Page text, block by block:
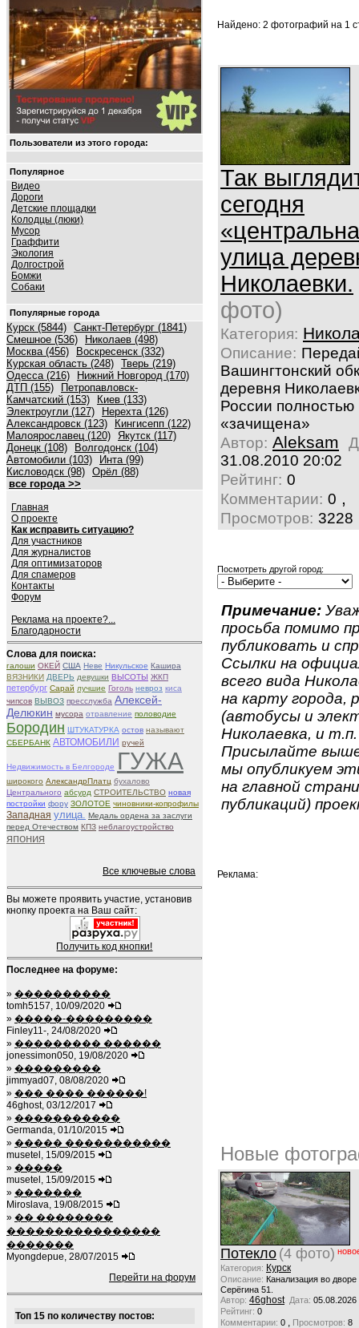
Пользователи из этого города:
Популярное
Видео
Дороги
Детские площадки
Колодцы (люки)
Мусор
Граффити
Экология
Долгострой
Бомжи
Собаки
Популярные города
Курск (5844) Санкт-Петербург (1841)
Смешное (536)
Николаев (498)
Москва (456)
Воскресенск (332)
Курская область (248) Тверь (219)
Одесса (216)
Нижний Новгород (170)
ДТП (155)
Петропавловск-
Камчатский (153)
Киев (133)
Электроугли (127)
Нерехта (126)
Александровск (123)
Кингисепп (122)
Малоярославец (120) Якутск (117)
Донецк (108)
Волгодонск (104)
Автомобили (103)
Инта (99)
Кисловодск (98) Орёл (88)
все города >>
Главная
О проекте
Как исправить ситуацию?
Для участников
Для журналистов
Для оптимизаторов
Для спамеров
Контакты
Форум
Реклама на проекте?...
Благодарности
Слова для поиска:
галоши ОКЕЙ США Неве Никульское Кашира
ВЯЗНИКИ ДВЕРЬ девушки ВЫСОТЫ ЖКП
петербург Сарай лучшие Гоголь невроз киса
чипсов ВЫВОЗ пресслужба Алексей-
Делюкин мусора отравление половодие
Бородин ШТУКАТУРКА остов называют
СБЕРБАНК АВТОМОБИЛИ ручей
Недвижимость в Белгороде ГУЖА
широкого АлександрПлатц бухалово
Центрального абсурд СТРОИТЕЛЬСТВО новая
постройки фору ЗОЛОТОЕ чиновники-копрофилы
Западная улица. Медаль ордена за заслуги
перед Отечеством КПЗ неблагоустройство
япония
Все ключевые слова
Вы можете проявить участие, установив
кнопку проекта на Ваш сайт:
Получить код кнопки!
Последнее на форуме:
» ����������
tomh5157, 10/09/2020
» �����-���������
Finley11-, 24/08/2020
» ��������� ������
jonessimon050, 19/08/2020
» ���������
jimmyad07, 08/08/2020
» ��� ���� ������!
46ghost, 03/12/2017
» �����������
Germanda, 01/10/2015
» ����� �����������
musetel, 15/09/2015
» �����
musetel, 15/09/2015
» �������
Miroslava, 19/08/2015
» �� ��������
����������������
�������
Myongdepue, 28/07/2015
Перейти на форум
Топ 15 по количеству постов:
Найдено: 2 фотографий на 1
Так
сегодня
улица
Николаевки.
фото)
Категория:
Описание:
Вашингтонский
деревня
России полностью
«зачищена»
Автор: Aleksam
31.08.2010 20:02
Рейтинг: 0
Комментарии: 0 ,
Просмотров: 3228
Посмотреть другой город:
Примечание:
просьба помимо
публиковать и
Ссылки на
всего вида
на карту города,
(автобусы и
Николаевка, и т.п.
Присылайте
мы опубликуем
на главной
публикаций)
Реклама:
Новые
Потекло (4 фото)
Категория: Курск
Описание: Канализация во
Серёгина 51.
Автор: 46ghost Дата: 05.08.2026
Рейтинг: 0
Комментарии: 0 , Просмотров: 8